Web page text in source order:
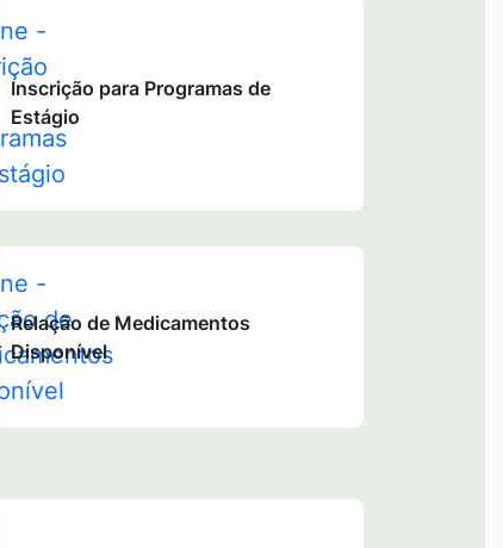
Inscrição para Programas de
Estágio
Relação de Medicamentos
Disponível